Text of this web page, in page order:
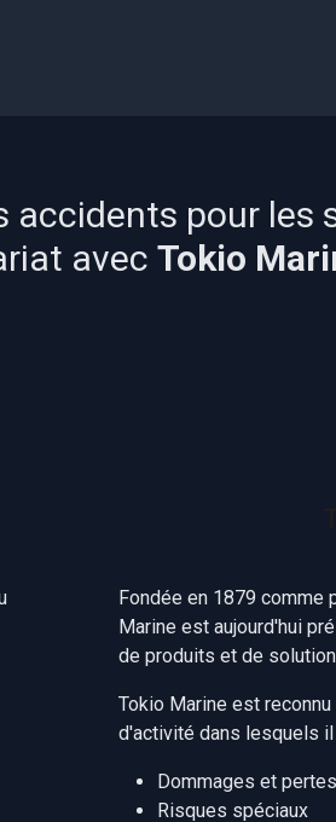
accidents pour les
avec Tokio
Fondée en 1879 comme
Marine est aujourd'hui
de produits et de
Tokio Marine est
d'activité dans lesquels il
Dommages et pertes
Risques spéciaux